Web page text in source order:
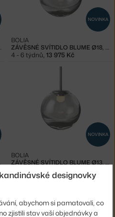
AMBER
NOVINKA
ZÁVĚSNÉ SVÍTIDLO BLUME Ø18, GREY
BOLIA
4 - 6 týdnů, 13 975 Kč
NOVINKA
ZÁVĚSNÉ SVÍTIDLO BLUME Ø13, GREY
BOLIA
4 - 6 týdnů 11 475 Kč
designovky
abychom si pamatovali, co
zjistili stav vaší objednávky a